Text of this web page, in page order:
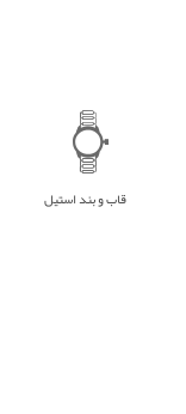
قاب و بند استیل